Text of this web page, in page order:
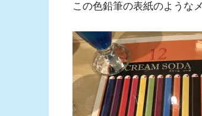
この色鉛筆の表紙のような